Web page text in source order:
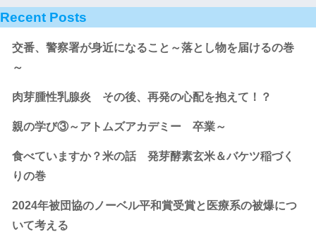
Recent Posts
交番、警察署が身近になること～落とし物を届けるの巻
～
肉芽腫性乳腺炎 その後、再発の心配を抱えて！？
親の学び③～アトムズアカデミー 卒業～
食べていますか？米の話 発芽酵素玄米＆バケツ稲づく
りの巻
2024年被団協のノーベル平和賞受賞と医療系の被爆につ
いて考える